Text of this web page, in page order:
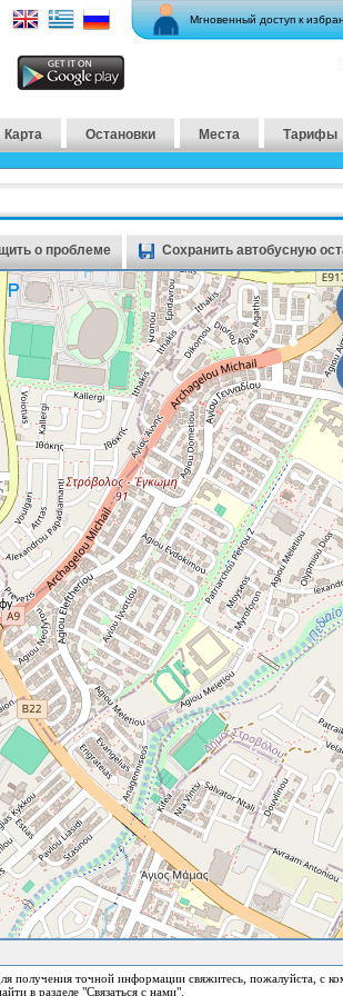
Мгновенный доступ к
Карта Остановки Места Тарифы
о проблеме Сохранить автобусную
получения точной информации свяжитесь, пожалуйста, с
в разделе "Связаться с нами".